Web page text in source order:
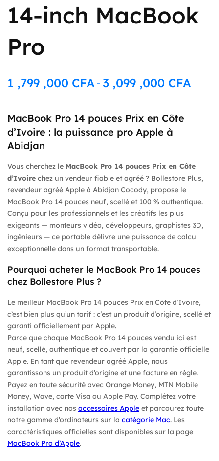
14-inch MacBook
Pro
1 ,799 ,000 CFA – 3 ,099 ,000 CFA
Plage
1
,799
,000 CFA
3
,099
,000 CFA
MacBook Pro 14 pouces Prix en Côte
d’Ivoire : la puissance pro Apple à
Abidjan
Vous cherchez le MacBook Pro 14 pouces Prix en Côte
d’Ivoire chez un vendeur fiable et agréé ? Bollestore Plus,
revendeur agréé Apple à Abidjan Cocody, propose le
MacBook Pro 14 pouces neuf, scellé et 100 % authentique.
Conçu pour les professionnels et les créatifs les plus
exigeants — monteurs vidéo, développeurs, graphistes 3D,
ingénieurs — ce portable délivre une puissance de calcul
exceptionnelle dans un format transportable.
Pourquoi acheter le MacBook Pro 14 pouces
chez Bollestore Plus ?
Le meilleur MacBook Pro 14 pouces Prix en Côte d’Ivoire,
c’est bien plus qu’un tarif : c’est un produit d’origine, scellé et
garanti officiellement par Apple.
Parce que chaque MacBook Pro 14 pouces vendu ici est
neuf, scellé, authentique et couvert par la garantie officielle
Apple. En tant que revendeur agréé Apple, nous
garantissons un produit d’origine et une facture en règle.
Payez en toute sécurité avec Orange Money, MTN Mobile
Money, Wave, carte Visa ou Apple Pay. Complétez votre
installation avec nos accessoires Apple et parcourez toute
notre gamme d’ordinateurs sur la catégorie Mac. Les
caractéristiques officielles sont disponibles sur la page
MacBook Pro d’Apple.